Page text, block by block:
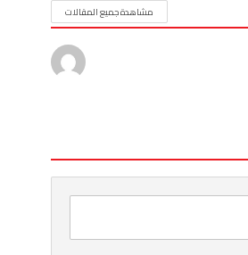
مشاهدة جميع المقالات